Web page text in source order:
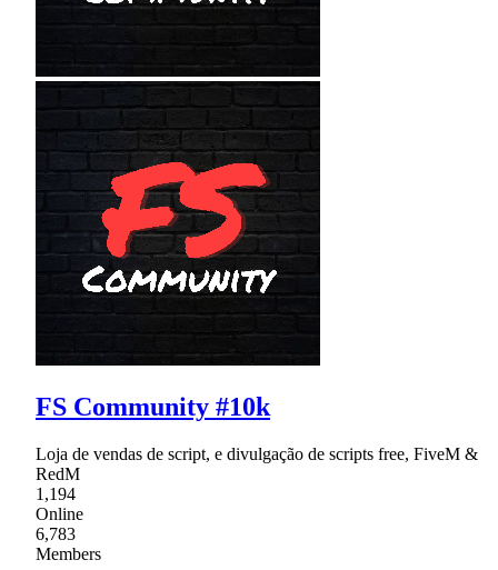
FS Community #10k
Loja de vendas de script, e divulgação de scripts free, FiveM &
RedM
1,194
Online
6,783
Members